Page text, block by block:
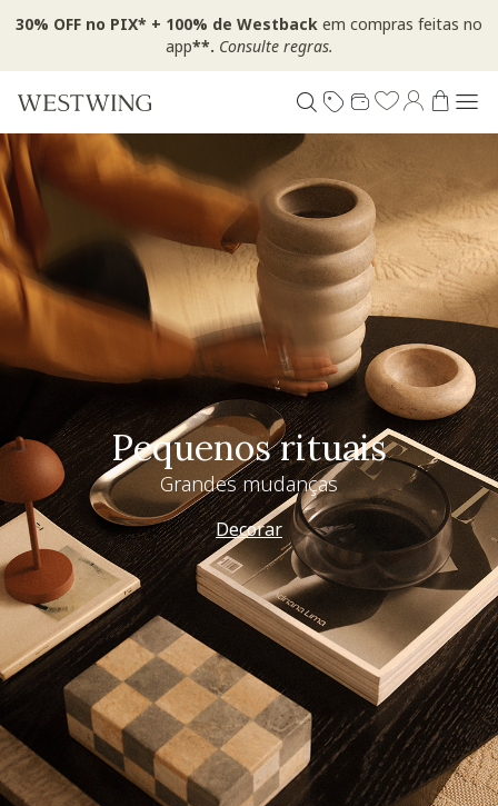
30% OFF no PIX* + 100% de Westback em compras feitas no
app**. Consulte regras.
Pequenos rituais
Grandes mudanças
Decorar